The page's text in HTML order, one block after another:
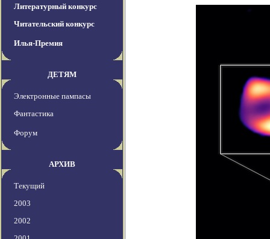
Литературный конкурс
Читательский конкурс
Илья-Премия
ДЕТЯМ
Электронные пампасы
Фантастика
Форум
АРХИВ
Текущий
2003
2002